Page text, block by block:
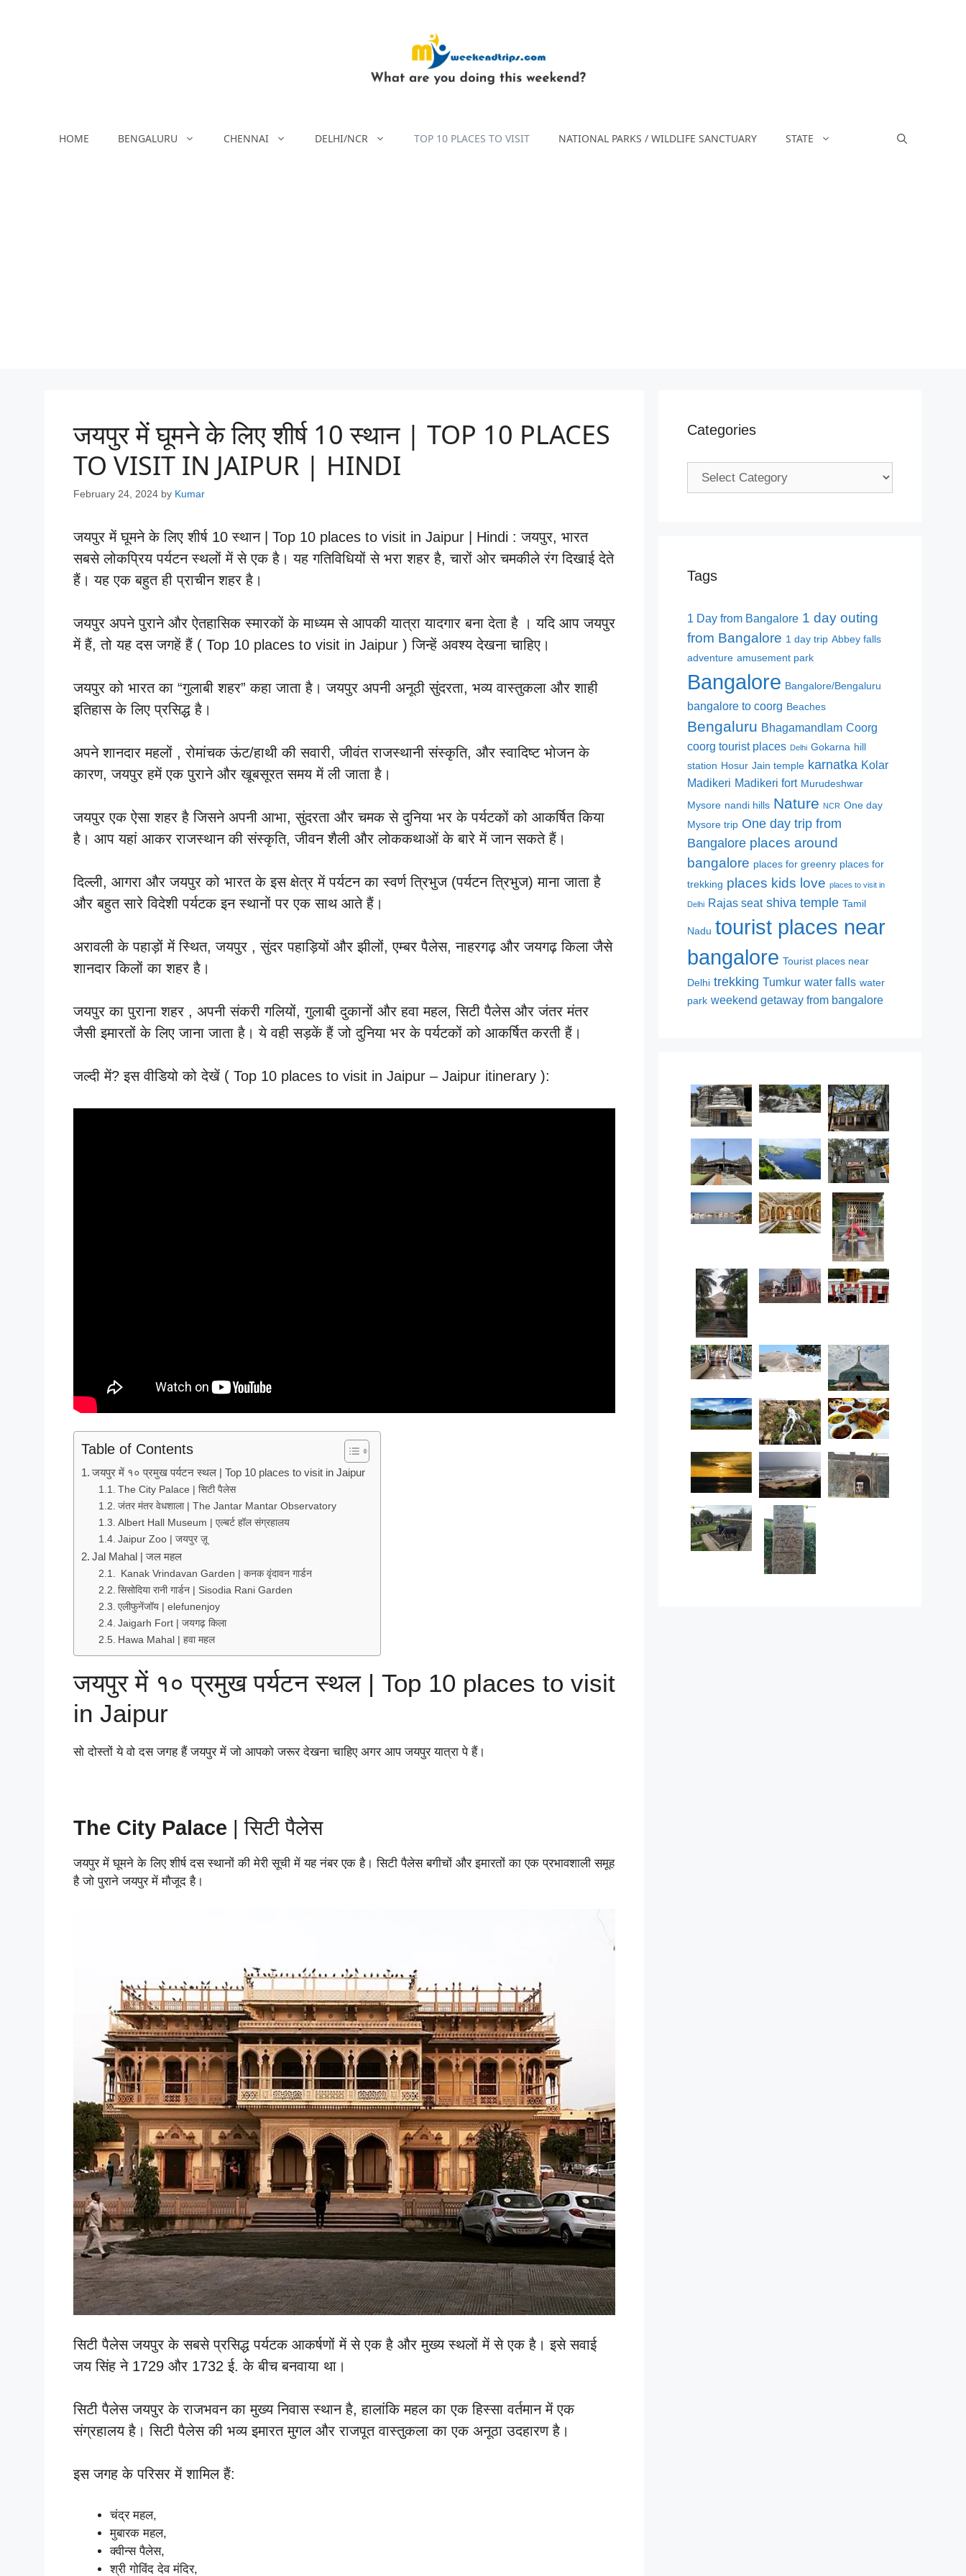
HOME BENGALURU CHENNAI DELHI/NCR TOP 10 PLACES TO VISIT NATIONAL PARKS / WILDLIFE SANCTUARY STATE
जयपुर में घूमने के लिए शीर्ष 10 स्थान | TOP 10 PLACES
TO VISIT IN JAIPUR | HINDI
February 24, 2024 by Kumar
जयपुर में घूमने के लिए शीर्ष 10 स्थान | Top 10 places to visit in Jaipur | Hindi : जयपुर, भारत
सबसे लोकप्रिय पर्यटन स्थलों में से एक है। यह गतिविधियों से भरा शहर है, चारों ओर चमकीले रंग दिखाई देते
हैं। यह एक बहुत ही प्राचीन शहर है।
जयपुर अपने पुराने और ऐतहासिक स्मारकों के माध्यम से आपकी यात्रा यादगार बना देता है । यदि आप जयपुर
में हैं, तो यह दस जगहें हैं ( Top 10 places to visit in Jaipur ) जिन्हें अवश्य देखना चाहिए।
जयपुर को भारत का “गुलाबी शहर” कहा जाता है। जयपुर अपनी अनूठी सुंदरता, भव्य वास्तुकला और शाही
इतिहास के लिए प्रसिद्ध है।
अपने शानदार महलों , रोमांचक ऊंट/हाथी की सवारी, जीवंत राजस्थानी संस्कृति, और स्वादिष्ट भोजन के
कारण, जयपुर हमें एक पुराने और खूबसूरत समय में ली जाता है।
जयपुर एक ऐसा शहर है जिसने अपनी आभा, सुंदरता और चमक से दुनिया भर के पर्यटकों को आकर्षित किया
है। आप यहां आकर राजस्थान की संस्कृति, जीवन शैली और लोककथाओं के बारे में जान सकते हैं।
दिल्ली, आगरा और जयपुर को भारत के इस क्षेत्र में पर्यटन का स्वर्ण त्रिभुज (पर्यटन त्रिभुज) माना जाता है
और बहुत सारे विदेशी पर्यटक इन स्थानों पर एक साथ आते हैं।
अरावली के पहाड़ों में स्थित, जयपुर , सुंदर पहाड़ियों और झीलों, एम्बर पैलेस, नाहरगढ़ और जयगढ़ किला जैसे
शानदार किलों का शहर है।
जयपुर का पुराना शहर , अपनी संकरी गलियों, गुलाबी दुकानों और हवा महल, सिटी पैलेस और जंतर मंतर
जैसी इमारतों के लिए जाना जाता है। ये वही सड़कें हैं जो दुनिया भर के पर्यटकों को आकर्षित करती हैं।
जल्दी में? इस वीडियो को देखें ( Top 10 places to visit in Jaipur – Jaipur itinerary ):
Table of Contents
जयपुर में १० प्रमुख पर्यटन स्थल | Top 10 places to visit in Jaipur
Thе City Pаlаcе | सिटी पैलेस
जंतर मंतर वेधशाला | Thе Jаntаr Mаntаr Obsеrvаtory
Аlbеrt Hаll Musеum | एल्बर्ट हॉल संग्रहालय
Jаipur Zoo | जयपुर ज़ू
Jаl Mаhаl | जल महल
Kаnаk Vrindаvаn Gаrdеn | कनक वृंदावन गार्डन
सिसोदिया रानी गार्डन | Sisodiа Rаni Gаrdеn
एलीफुनेंजॉय | elefunenjoy
Jаigаrh Fort | जयगढ़ किला
Hаwа Mаhаl | हवा महल
जयपुर में १० प्रमुख पर्यटन स्थल | Top 10 places to visit
in Jaipur
सो दोस्तों ये वो दस जगह हैं जयपुर में जो आपको जरूर देखना चाहिए अगर आप जयपुर यात्रा पे हैं।
Thе City Pаlаcе | सिटी पैलेस
जयपुर में घूमने के लिए शीर्ष दस स्थानों की मेरी सूची में यह नंबर एक है। सिटी पैलेस बगीचों और इमारतों का एक प्रभावशाली समूह
है जो पुराने जयपुर में मौजूद है।
सिटी पैलेस जयपुर के सबसे प्रसिद्ध पर्यटक आकर्षणों में से एक है और मुख्य स्थलों में से एक है। इसे सवाई
जय सिंह ने 1729 और 1732 ई. के बीच बनवाया था।
सिटी पैलेस जयपुर के राजभवन का मुख्य निवास स्थान है, हालांकि महल का एक हिस्सा वर्तमान में एक
संग्रहालय है। सिटी पैलेस की भव्य इमारत मुगल और राजपूत वास्तुकला का एक अनूठा उदहारण है।
इस जगह के परिसर में शामिल हैं:
चंद्र महल,
मुबारक महल,
क्वीन्स पैलेस,
श्री गोविंद देव मंदिर,
Categories
Categories
Tags
1 Day from Bangalore 1 day outing
from Bangalore 1 day trip Abbey falls
adventure amusement park
Bangalore Bangalore/Bengaluru
bangalore to coorg Beaches
Bengaluru Bhagamandlam Coorg
coorg tourist places Delhi Gokarna hill
station Hosur Jain temple karnatka Kolar
Madikeri Madikeri fort Murudeshwar
Mysore nandi hills Nature NCR One day
Mysore trip One day trip from
Bangalore places around
bangalore places for greenry places for
trekking places kids love places to visit in
Delhi Rajas seat shiva temple Tamil
Nadu tourist places near
bangalore Tourist places near
Delhi trekking Tumkur water falls water
park weekend getaway from bangalore